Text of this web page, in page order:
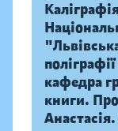
кафедра
книги.